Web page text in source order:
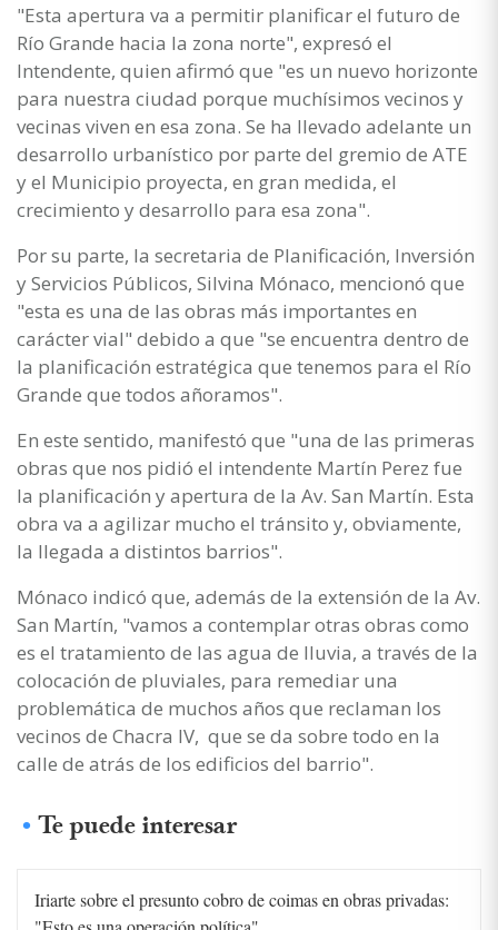
"Esta apertura va a permitir planificar el futuro de
Río Grande hacia la zona norte", expresó el
Intendente, quien afirmó que "es un nuevo horizonte
para nuestra ciudad porque muchísimos vecinos y
vecinas viven en esa zona. Se ha llevado adelante un
desarrollo urbanístico por parte del gremio de ATE
y el Municipio proyecta, en gran medida, el
crecimiento y desarrollo para esa zona".
Por su parte, la secretaria de Planificación, Inversión
y Servicios Públicos, Silvina Mónaco, mencionó que
"esta es una de las obras más importantes en
carácter vial" debido a que "se encuentra dentro de
la planificación estratégica que tenemos para el Río
Grande que todos añoramos".
En este sentido, manifestó que "una de las primeras
obras que nos pidió el intendente Martín Perez fue
la planificación y apertura de la Av. San Martín. Esta
obra va a agilizar mucho el tránsito y, obviamente,
la llegada a distintos barrios".
Mónaco indicó que, además de la extensión de la Av.
San Martín, "vamos a contemplar otras obras como
es el tratamiento de las agua de lluvia, a través de la
colocación de pluviales, para remediar una
problemática de muchos años que reclaman los
vecinos de Chacra IV, que se da sobre todo en la
calle de atrás de los edificios del barrio".
Te puede interesar
Iriarte sobre el presunto cobro de coimas en obras privadas: